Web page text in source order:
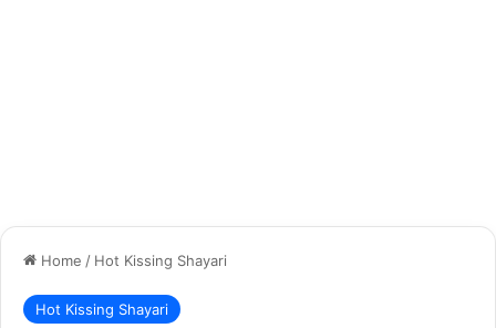
Home / Hot Kissing Shayari
Hot Kissing Shayari